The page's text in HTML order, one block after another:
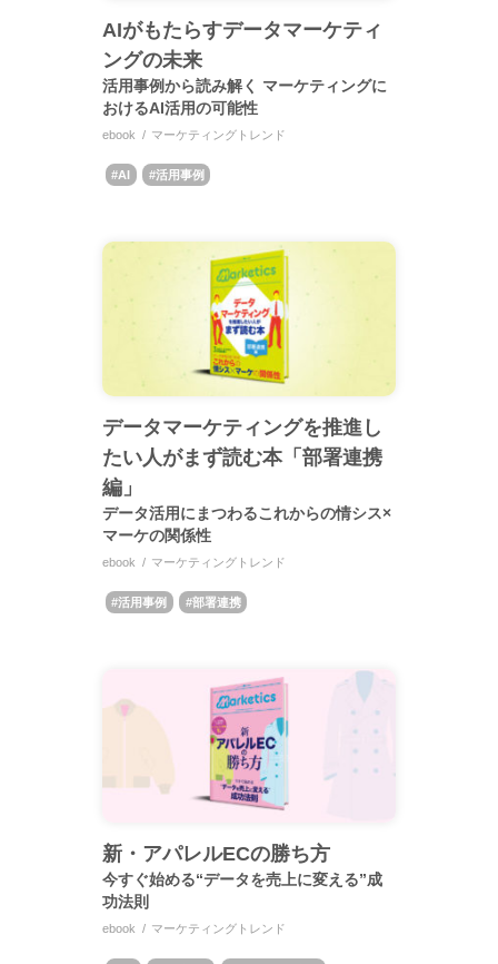
AIがもたらすデータマーケティ
ングの未来
活用事例から読み解く マーケティングに
おけるAI活用の可能性
ebook マーケティングトレンド
AI 活用事例
データマーケティングを推進し
たい人がまず読む本「部署連携
編」
データ活用にまつわるこれからの情シス×
マーケの関係性
ebook マーケティングトレンド
活用事例 部署連携
新・アパレルECの勝ち方
今すぐ始める“データを売上に変える”成
功法則
ebook マーケティングトレンド